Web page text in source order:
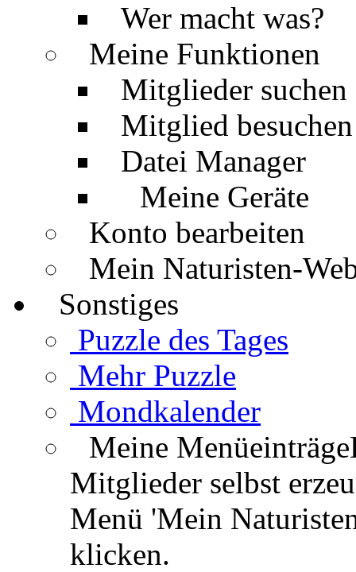
Wer macht was?
Meine Funktionen
Mitglieder suchen
Mitglied besuchen
Datei Manager
Meine Geräte
Konto bearbeiten
Mein Naturisten-
Sonstiges
Puzzle des Tages
Mehr Puzzle
Mondkalender
Meine Menüeinträge
Mitglieder selbst
Menü 'Mein
klicken.